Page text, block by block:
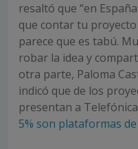
resaltó que “en
que contar tu
parece que es tabú.
robar la idea y
otra parte, Paloma
indicó que de los
presentan a
5% son plataformas